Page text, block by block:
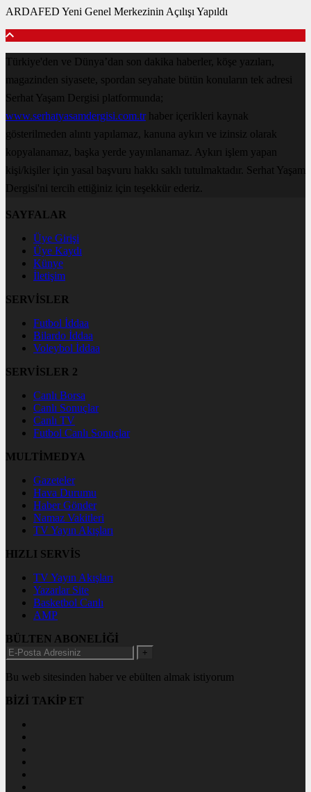
ARDAFED Yeni Genel Merkezinin Açılışı Yapıldı
Türkiye'den ve Dünya’dan son dakika haberler, köşe yazıları,
magazinden siyasete, spordan seyahate bütün konuların tek adresi
Serhat Yaşam Dergisi platformunda;
www.serhatyasamdergisi.com.trhaber içerikleri kaynak
gösterilmeden alıntı yapılamaz, kanuna aykırı ve izinsiz olarak
kopyalanamaz, başka yerde yayınlanamaz. Aykırı işlem yapan
kişi/kişiler için yasal başvuru hakkı saklı tutulmaktadır. Serhat Yaşam
Dergisi'ni tercih ettiğiniz için teşekkür ederiz.
SAYFALAR
Üye Girişi
Üye Kaydı
Künye
İletişim
SERVİSLER
Futbol İddaa
Bilardo İddaa
Voleybol İddaa
SERVİSLER 2
Canlı Borsa
Canlı Sonuçlar
Canlı TV
Futbol Canlı Sonuçlar
MULTİMEDYA
Gazeteler
Hava Durumu
Haber Gönder
Namaz Vakitleri
TV Yayın Akışları
HIZLI SERVİS
TV Yayın Akışları
Yazarlar Site
Basketbol Canlı
AMP
BÜLTEN ABONELİĞİ
+
Bu web sitesinden haber ve ebülten almak istiyorum
BİZİ TAKİP ET